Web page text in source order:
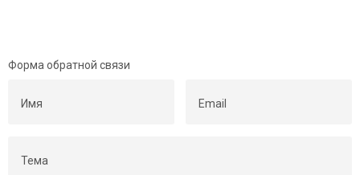
Форма обратной связи